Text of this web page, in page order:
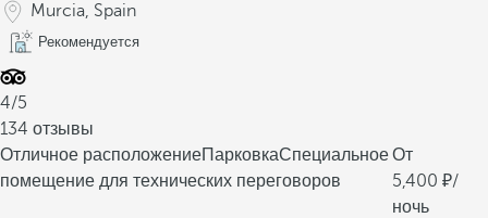
Murcia, Spain
Рекомендуется
4/5
134 отзывы
Отличное расположениеПарковкаСпециальное
помещение для технических переговоров
От
5,400
/
ночь